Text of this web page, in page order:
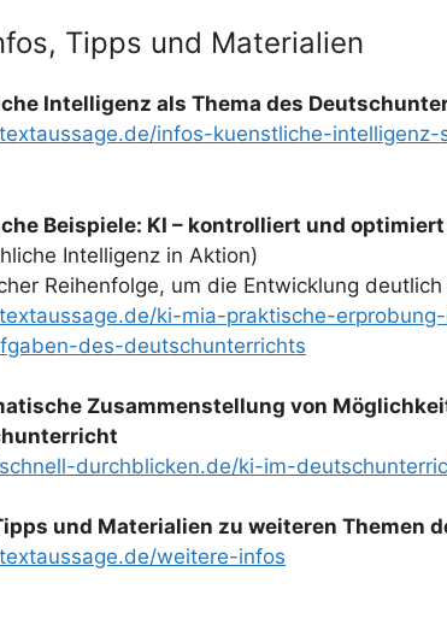
Tipps und Materialien
Intelligenz als Thema des
infos-kuenstliche-intelligenz-
Beispiele: KI – kontrolliert und
Intelligenz in Aktion)
Reihenfolge, um die Entwicklung
ki-mia-praktische-
des-deutschunterrichts
Zusammenstellung von
durchblicken.de/ki-im-
und Materialien zu weiteren Themen
weitere-infos